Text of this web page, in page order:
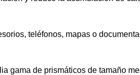
teléfonos, mapas o
gama de prismáticos de tamaño